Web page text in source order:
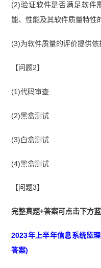
(2)验证软件是否满足软件
能、性能及其软件质量特性
(3)为软件质量的评价提供依
【问题2】
(1)代码审查
(2)黑盒测试
(3)白盒测试
(4)黑盒测试
【问题3】
完整真题+答案可点击下方蓝
2023年上半年信息系统监
答案)